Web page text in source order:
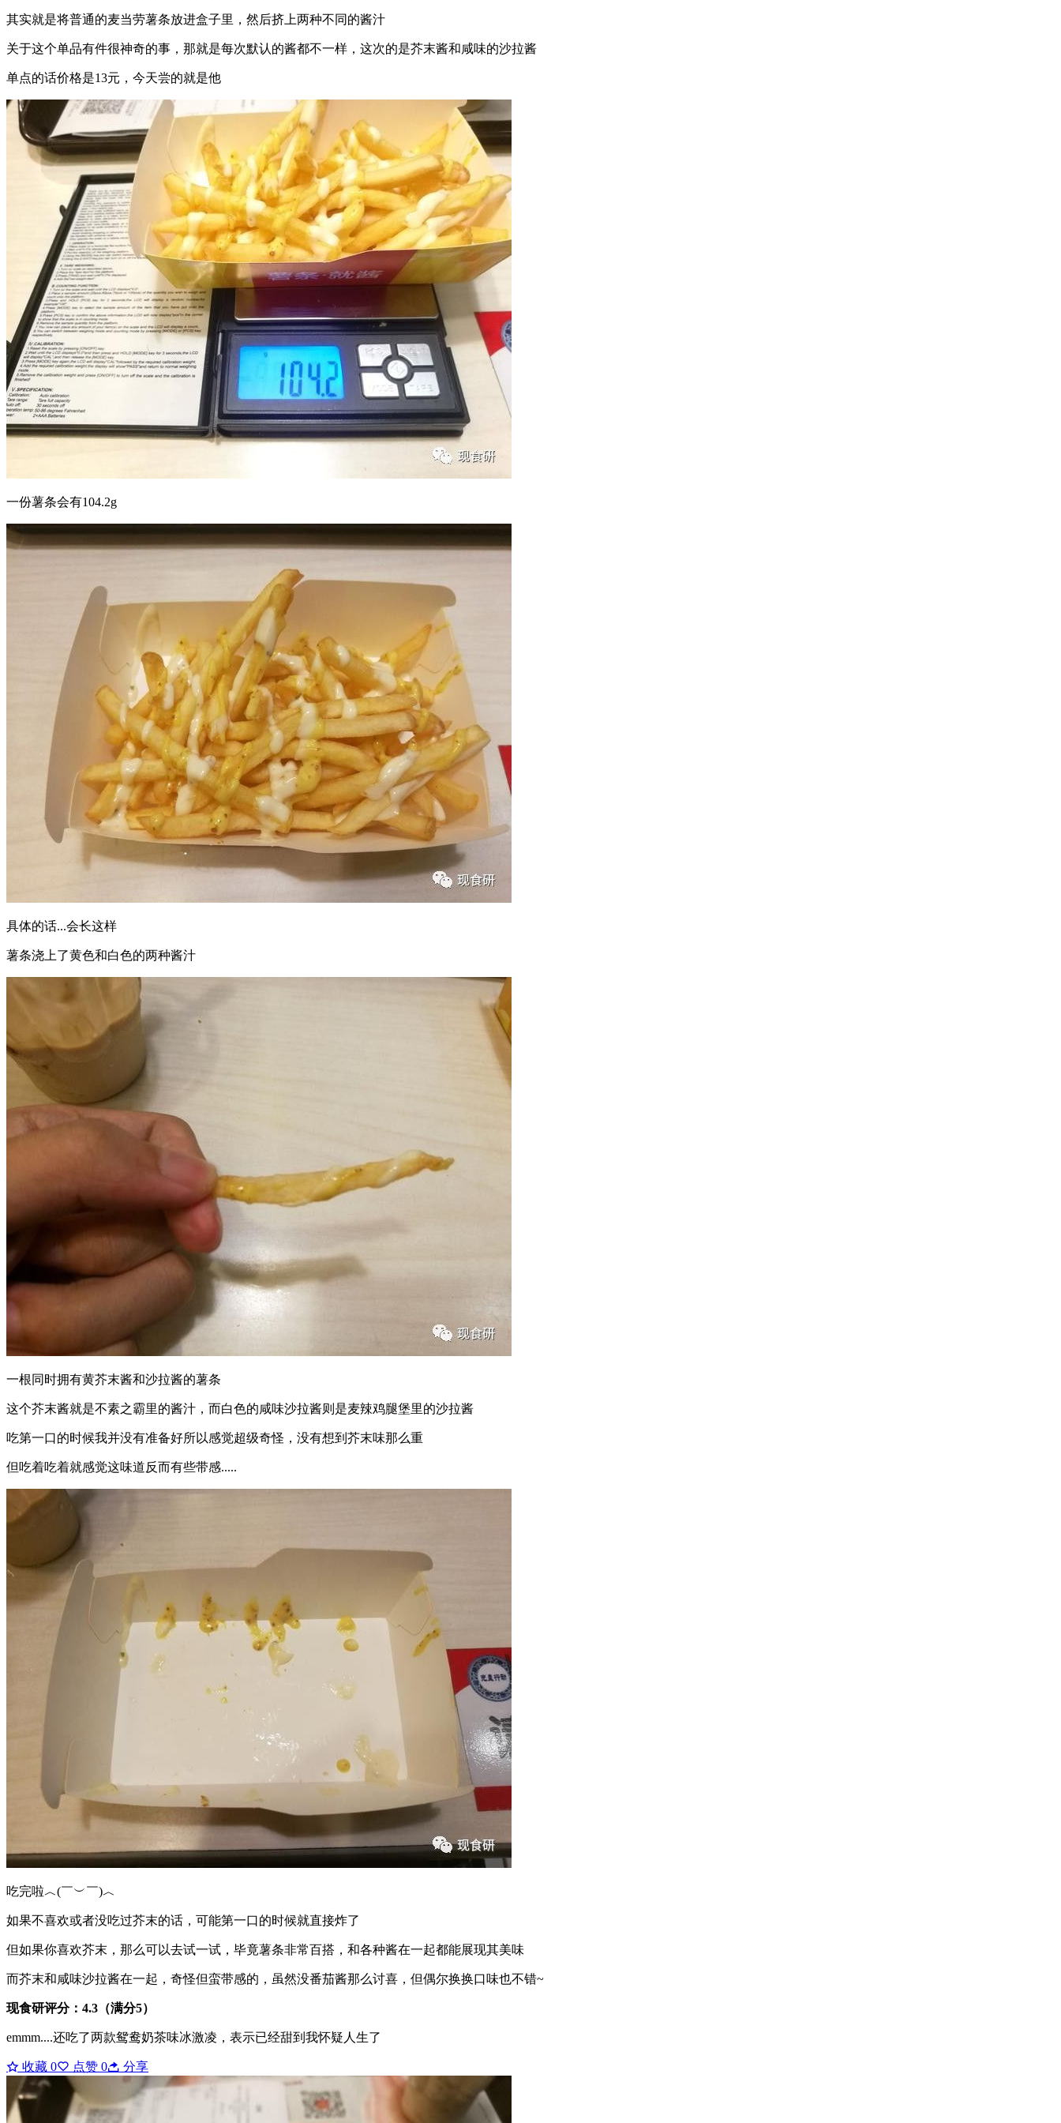
其实就是将普通的麦当劳薯条放进盒子里，然后挤上两种不同的酱汁
关于这个单品有件很神奇的事，那就是每次默认的酱都不一样，这次的是芥末酱和咸味的沙拉酱
单点的话价格是13元，今天尝的就是他
一份薯条会有104.2g
具体的话...会长这样
薯条浇上了黄色和白色的两种酱汁
一根同时拥有黄芥末酱和沙拉酱的薯条
这个芥末酱就是不素之霸里的酱汁，而白色的咸味沙拉酱则是麦辣鸡腿堡里的沙拉酱
吃第一口的时候我并没有准备好所以感觉超级奇怪，没有想到芥末味那么重
但吃着吃着就感觉这味道反而有些带感.....
吃完啦︿(￣︶￣)︿
如果不喜欢或者没吃过芥末的话，可能第一口的时候就直接炸了
但如果你喜欢芥末，那么可以去试一试，毕竟薯条非常百搭，和各种酱在一起都能展现其美味
而芥末和咸味沙拉酱在一起，奇怪但蛮带感的，虽然没番茄酱那么讨喜，但偶尔换换口味也不错~
现食研评分：4.3（满分5）
emmm....还吃了两款鸳鸯奶茶味冰激凌，表示已经甜到我怀疑人生了
收藏 0 点赞 0 分享